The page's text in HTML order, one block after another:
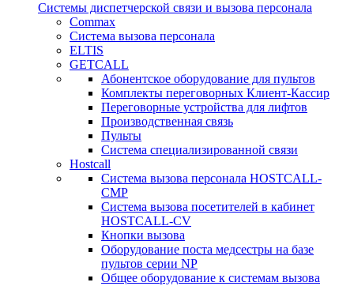
Системы диспетчерской связи и вызова персонала
Commax
Cистема вызова персонала
ELTIS
GETCALL
Абонентское оборудование для пультов
Комплекты переговорных Клиент-Кассир
Переговорные устройства для лифтов
Производственная связь
Пульты
Система специализированной связи
Hostcall
Cистема вызова персонала HOSTCALL-
CMP
Cистема вызова посетителей в кабинет
HOSTCALL-CV
Кнопки вызова
Оборудование поста медсестры на базе
пультов серии NP
Общее оборудование к системам вызова